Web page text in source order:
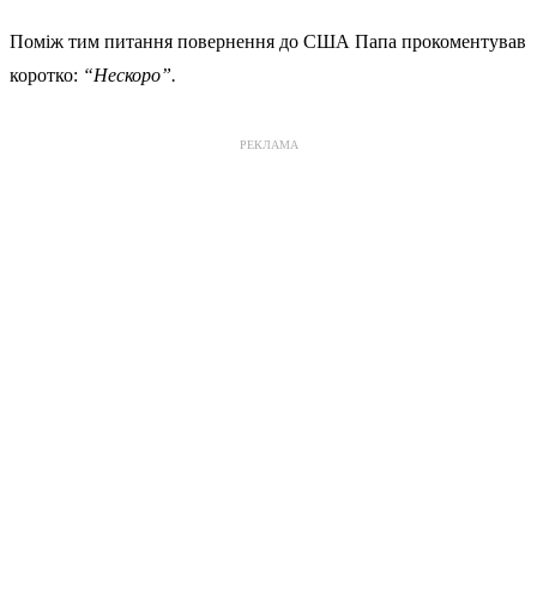
Поміж тим питання повернення до США Папа прокоментував
коротко: “Нескоро”.
РЕКЛАМА